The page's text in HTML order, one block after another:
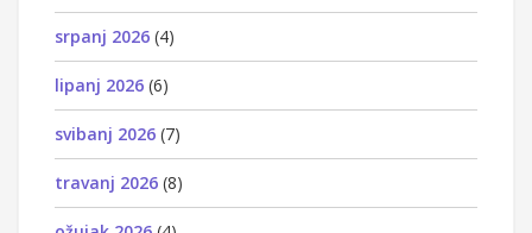
srpanj 2026 (4)
lipanj 2026 (6)
svibanj 2026 (7)
travanj 2026 (8)